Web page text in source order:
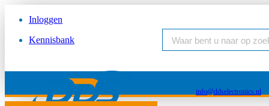
Inloggen
Kennisbank
info@ddselectronics.nl